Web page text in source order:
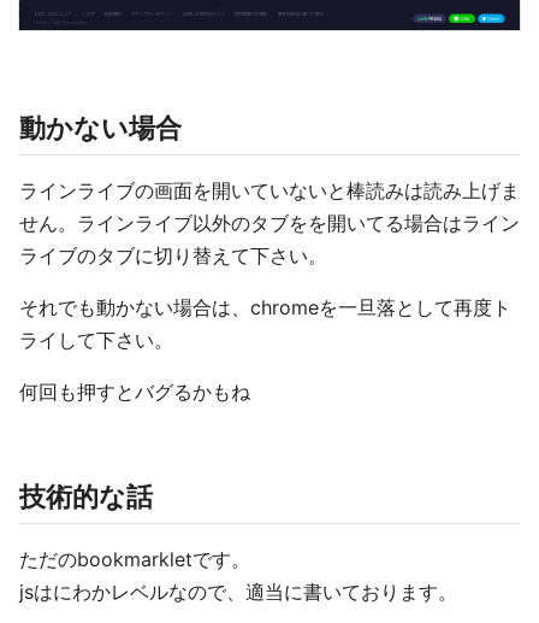
動かない場合
ラインライブの画面を開いていないと棒読みは読み上げま
せん。ラインライブ以外のタブをを開いてる場合はライン
ライブのタブに切り替えて下さい。
それでも動かない場合は、chromeを一旦落として再度ト
ライして下さい。
何回も押すとバグるかもね
技術的な話
ただのbookmarkletです。
jsはにわかレベルなので、適当に書いております。